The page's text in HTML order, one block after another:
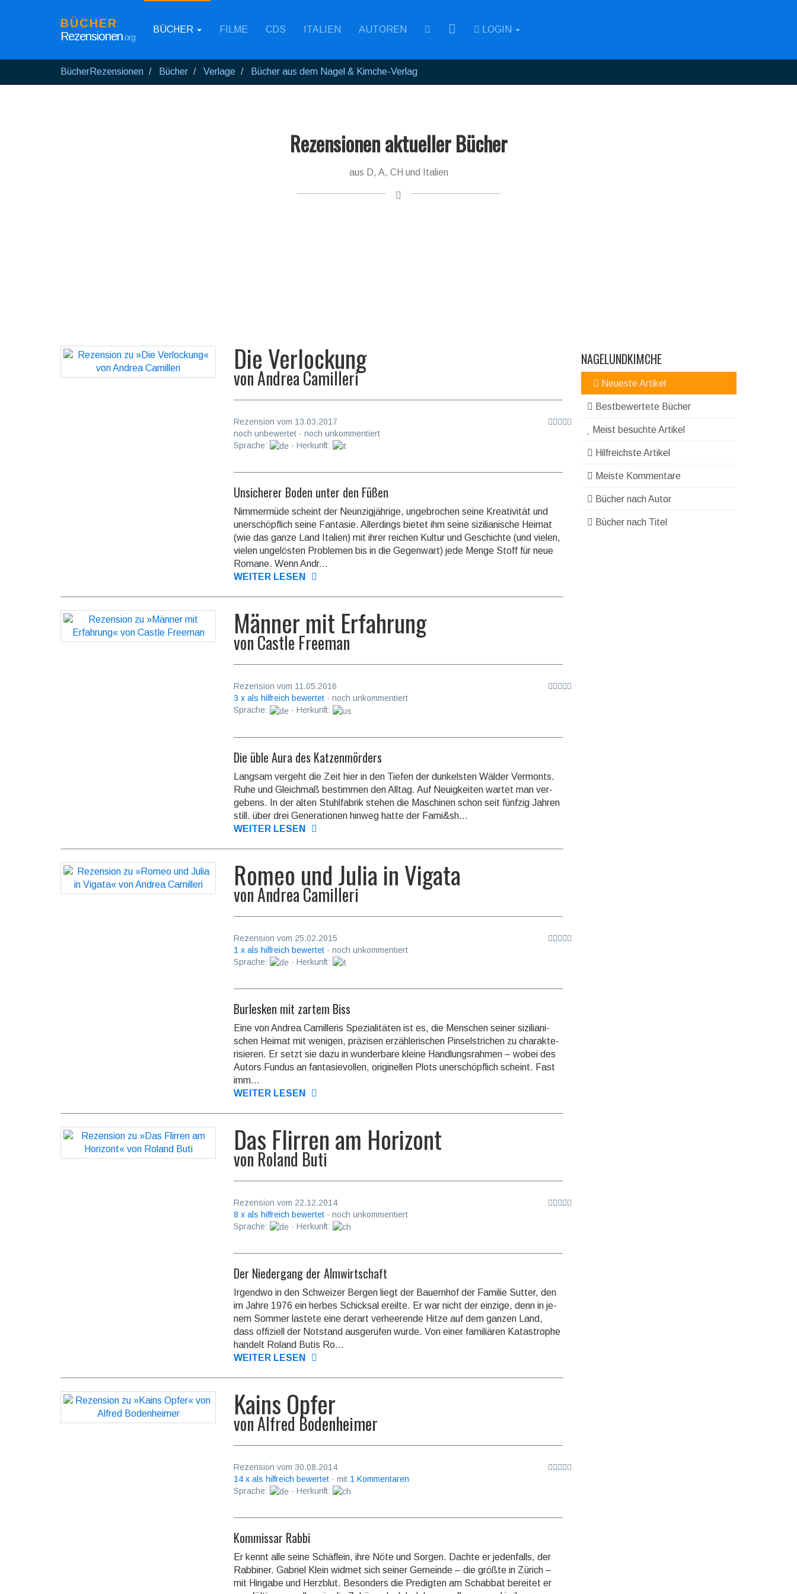
BÜCHER
Rezensionen.org
BÜCHER FILME CDS ITALIEN AUTOREN RSS LOGIN
BücherRezensionen Bücher Verlage Bücher aus dem Nagel & Kimche-Verlag
Rezensionen aktueller Bücher
aus D, A, CH und Italien
NAGELUNDKIMCHE
Neueste Artikel
Bestbewertete Bücher
Meist besuchte Artikel
Hilfreichste Artikel
Meiste Kommentare
Bücher nach Autor
Bücher nach Titel
Die Verlockung
vonAndrea Camilleri
Rezension vom 13.03.2017
noch unbewertet · noch unkommentiert
Sprache:
· Herkunft:
Unsicherer Boden unter den Füßen
Nimmermüde scheint der Neunzigjährige, ungebrochen seine Kreativität und
uner­schöpf­lich seine Fanta­sie. Aller­dings bietet ihm seine sizilia­nische Heimat
(wie das ganze Land Italien) mit ihrer reichen Kultur und Geschichte (und vielen,
vielen unge­lösten Proble­men bis in die Gegen­wart) jede Menge Stoff für neue
Romane. Wenn Andr...
WEITER LESEN
Männer mit Erfahrung
vonCastle Freeman
Rezension vom 11.05.2016
3 x als hilfreich bewertet · noch unkommentiert
Sprache:
· Herkunft:
Die üble Aura des Katzenmörders
Langsam vergeht die Zeit hier in den Tiefen der dun­kels­ten Wälder Vermonts.
Ruhe und Gleich­maß be­stim­men den Alltag. Auf Neuig­keiten wartet man ver­
ge­bens. In der alten Stuhlfabrik stehen die Maschinen schon seit fünf­zig Jahren
still. über drei Gene­ratio­nen hin­weg hatte der Fami&sh...
WEITER LESEN
Romeo und Julia in Vigata
vonAndrea Camilleri
Rezension vom 25.02.2015
1 x als hilfreich bewertet · noch unkommentiert
Sprache:
· Herkunft:
Burlesken mit zartem Biss
Eine von Andrea Camilleris Spezialitäten ist es, die Menschen seiner si­zi­lia­ni­
schen Heimat mit wenigen, präzisen erzählerischen Pinselstrichen zu cha­rak­te­
ri­sie­ren. Er setzt sie dazu in wunderbare kleine Hand­lungsrahmen – wobei des
Autors Fundus an fan­ta­sie­vol­len, originellen Plots unerschöpflich scheint. Fast
im­m...
WEITER LESEN
Das Flirren am Horizont
von Roland Buti
Rezension vom 22.12.2014
8 x als hilfreich bewertet · noch unkommentiert
Sprache:
· Herkunft:
Der Niedergang der Almwirtschaft
Irgendwo in den Schweizer Bergen liegt der Bauernhof der Familie Sutter, den
im Jahre 1976 ein herbes Schicksal ereilte. Er war nicht der einzige, denn in je­
nem Sommer lastete eine derart verheerende Hitze auf dem ganzen Land,
dass offiziell der Notstand aus­ge­ru­fen wurde. Von einer familiären Katastrophe
handelt Roland Butis Ro...
WEITER LESEN
Kains Opfer
vonAlfred Bodenheimer
Rezension vom 30.08.2014
14 x als hilfreich bewertet · mit 1 Kommentaren
Sprache:
· Herkunft:
Kommissar Rabbi
Er kennt alle seine Schäflein, ihre Nöte und Sorgen. Dachte er jedenfalls, der
Rab­bi­ner. Gabriel Klein widmet sich seiner Gemeinde – die größte in Zürich –
mit Hingabe und Herzblut. Besonders die Predigten am Schabbat bereitet er